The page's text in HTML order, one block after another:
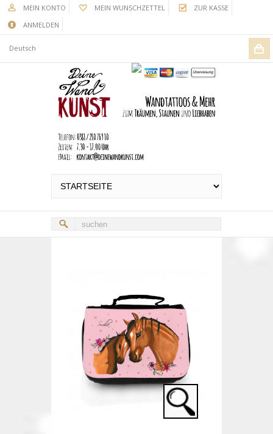
MEIN KONTO MEIN WUNSCHZETTEL
ZUR KASSE
ANMELDEN
Deutsch